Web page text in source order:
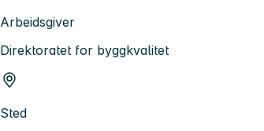
Arbeidsgiver
Direktoratet for byggkvalitet
Sted